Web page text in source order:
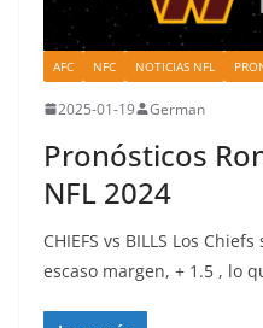
AFC NFC NOTICIAS NFL
2025-01-19 German
Pronósticos
NFL 2024
CHIEFS vs BILLS Los
escaso margen, + 1.5 , lo